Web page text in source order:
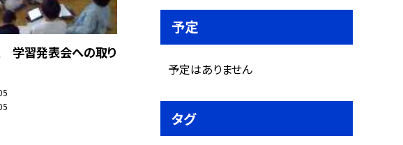
学習発表会への取り
予定
予定はありません
タグ